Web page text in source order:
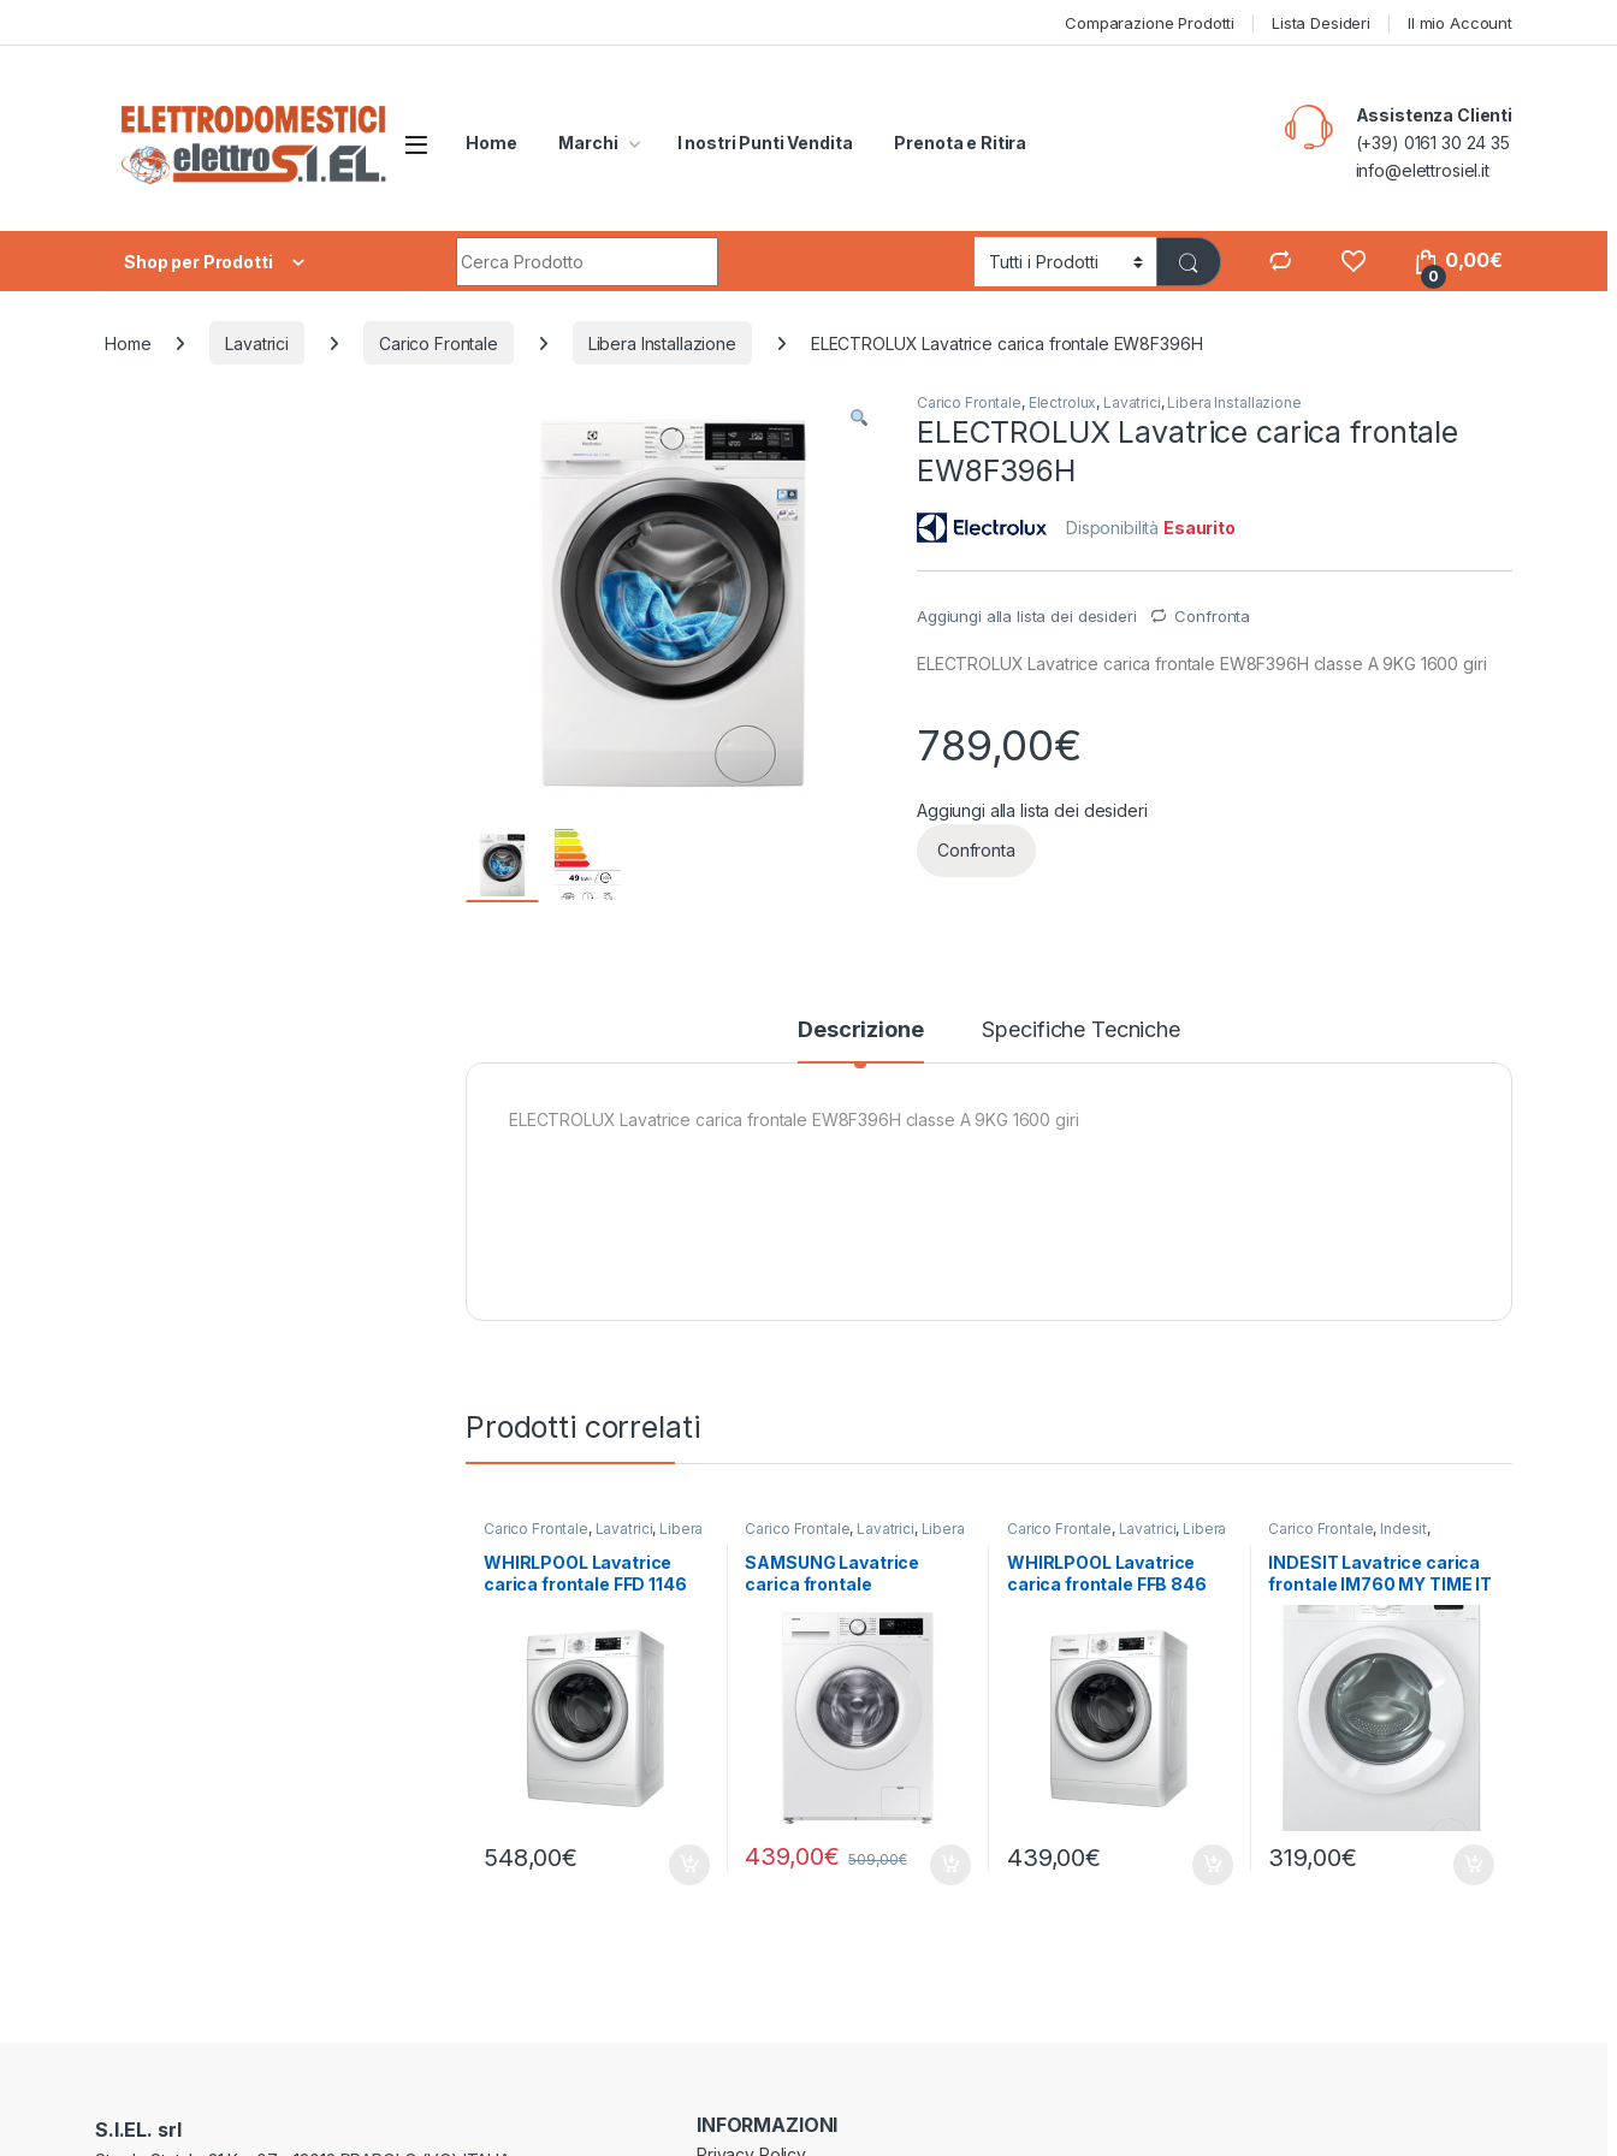
Comparazione Prodotti Lista Desideri Il mio Account
Home Marchi I nostri Punti Vendita Prenota e Ritira
Assistenza Clienti
(+39) 0161 30 24 35
info@elettrosiel.it
Shop per Prodotti
0
0,00€
Home Lavatrici Carico Frontale Libera Installazione ELECTROLUX Lavatrice carica frontale EW8F396H
Carico Frontale, Electrolux, Lavatrici, Libera Installazione
ELECTROLUX Lavatrice carica frontale
EW8F396H
Disponibilità Esaurito
Aggiungi alla lista dei desideri Confronta
ELECTROLUX Lavatrice carica frontale EW8F396H classe A 9KG 1600 giri
789,00€
Aggiungi alla lista dei desideri
Confronta
Descrizione Specifiche Tecniche
ELECTROLUX Lavatrice carica frontale EW8F396H classe A 9KG 1600 giri
Prodotti correlati
Carico Frontale, Lavatrici, Libera
WHIRLPOOL Lavatrice
carica frontale FFD 1146
548,00€
Carico Frontale, Lavatrici, Libera
SAMSUNG Lavatrice
carica frontale
1400 RPM
439,00€ 509,00€
Carico Frontale, Lavatrici, Libera
WHIRLPOOL Lavatrice
carica frontale FFB 846
439,00€
Carico Frontale, Indesit,
INDESIT Lavatrice carica
frontale IM760 MY TIME IT
– LAVATRICE 7KG 1000
319,00€
S.I.EL. srl INFORMAZIONI